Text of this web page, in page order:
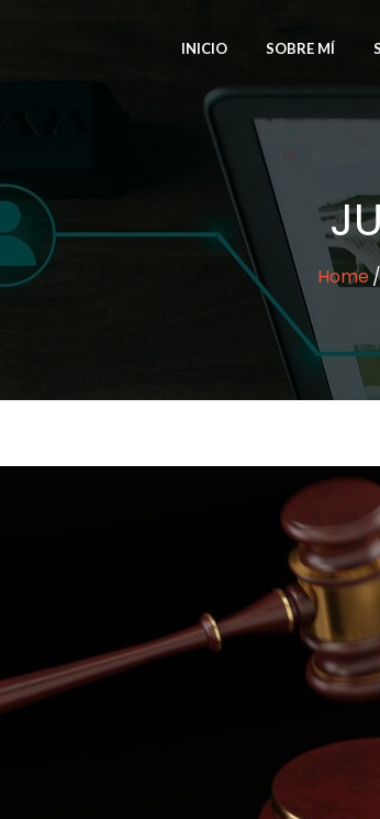
INICIO SOBRE MÍ
Home